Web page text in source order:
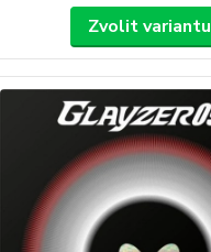
Zvolit variantu